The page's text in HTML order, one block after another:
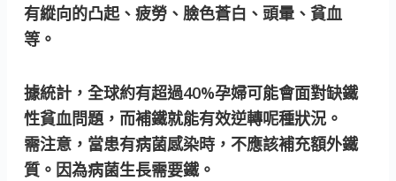
有縱向的凸起、疲勞、臉色蒼白、頭暈、貧血
等。
據統計，全球約有超過40%孕婦可能會面對缺鐵
性貧血問題，而補鐵就能有效逆轉呢種狀況。
需注意，當患有病菌感染時，不應該補充額外鐵
質。因為病菌生長需要鐵。